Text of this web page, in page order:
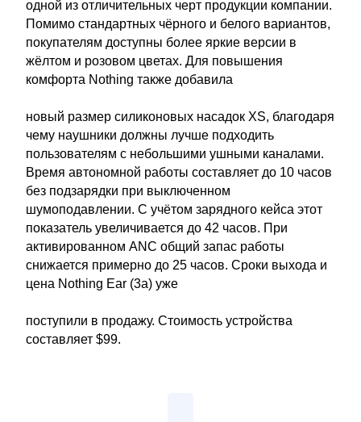
одной из отличительных черт продукции компании.
Помимо стандартных чёрного и белого вариантов,
покупателям доступны более яркие версии в
жёлтом и розовом цветах. Для повышения
комфорта Nothing также добавила
новый размер силиконовых насадок XS, благодаря
чему наушники должны лучше подходить
пользователям с небольшими ушными каналами.
Время автономной работы составляет до 10 часов
без подзарядки при выключенном
шумоподавлении. С учётом зарядного кейса этот
показатель увеличивается до 42 часов. При
активированном ANC общий запас работы
снижается примерно до 25 часов. Сроки выхода и
цена Nothing Ear (3a) уже
поступили в продажу. Стоимость устройства
составляет $99.